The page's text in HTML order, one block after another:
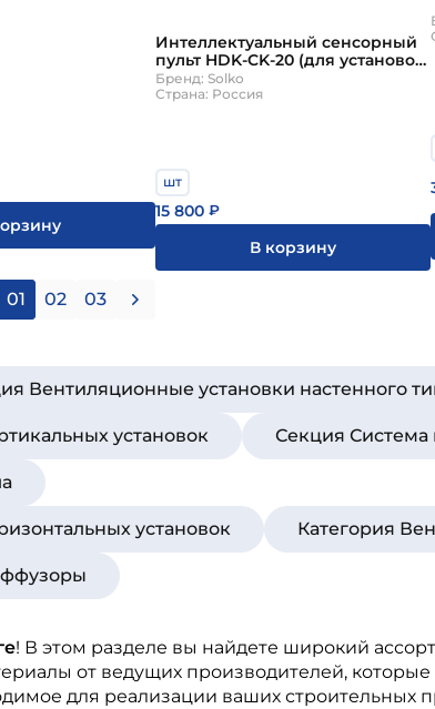
Интеллектуальный сенсорный
пульт HDK-CK-20 (для установок
VVR) (для установок VVR) Solko
Бренд: Solko
Страна: Россия
шт
15 800 ₽
В корзину
01 02 03
Вентиляционные установки настенного
установок Секция Система
установок Категория
! В этом разделе вы найдете широкий
от ведущих производителей,
для реализации ваших строительных